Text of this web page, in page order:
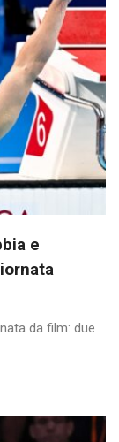
e
da film: due